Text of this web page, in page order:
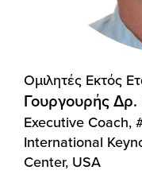
Ομιλητές Eκτός
Γουργουρής Δρ.
Executive Coach,
International
Center, USA